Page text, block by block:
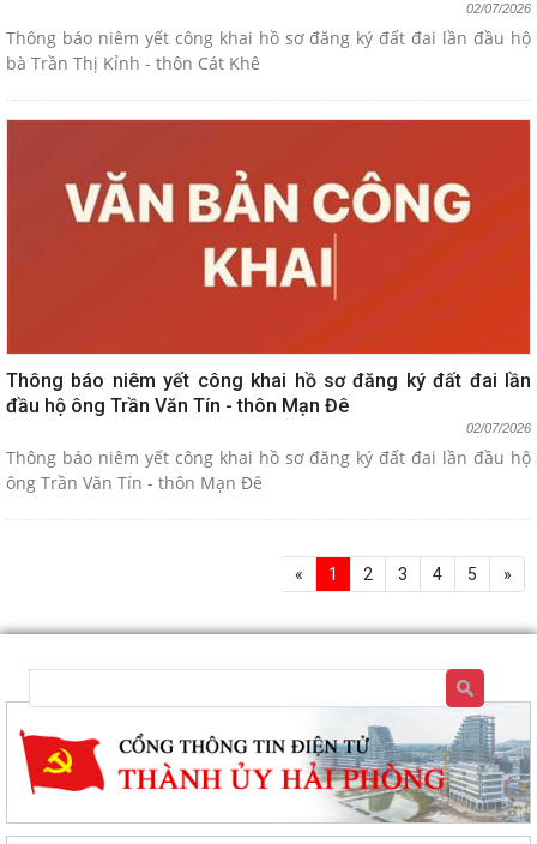
02/07/2026
Thông báo niêm yết công khai hồ sơ đăng ký đất đai lần đầu hộ
bà Trần Thị Kỉnh - thôn Cát Khê
Thông báo niêm yết công khai hồ sơ đăng ký đất đai lần
đầu hộ ông Trần Văn Tín - thôn Mạn Đê
02/07/2026
Thông báo niêm yết công khai hồ sơ đăng ký đất đai lần đầu hộ
ông Trần Văn Tín - thôn Mạn Đê
« 1 2 3 4 5 »